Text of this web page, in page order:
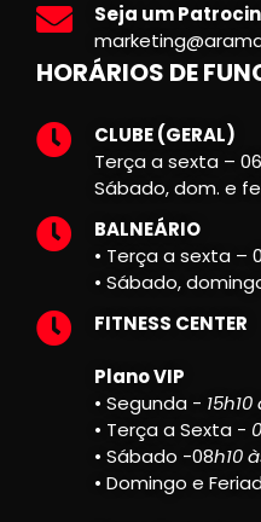
Seja um
HORÁRIOS DE
CLUBE (GERAL)
Terça a sexta –
Sábado, dom. e
BALNEÁRIO
• Terça a sexta –
• Sábado,
FITNESS CENTER
Plano VIP
• Segunda -
• Terça a Sexta -
• Sábado -08h10
• Domingo e